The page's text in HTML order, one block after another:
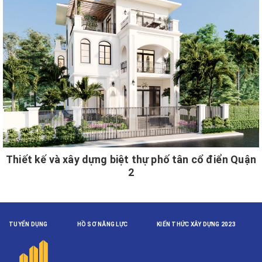
Thiết kế và xây dựng biệt thự phố tân cổ điển Quận
2
TUYỂN DỤNG HỒ SƠ NĂNG LỰC KIẾN THỨC XÂY DỰNG 2023